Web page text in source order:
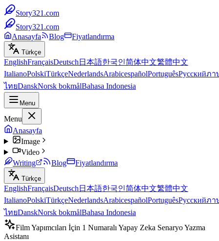
Story321.com
Story321.com
Anasayfa
Blog Fiyatlandırma
Türkçe
EnglishFrançaisDeutsch 日本語한국인简体中文繁體中文
ItalianoPolskiTürkçeNederlandsArabicespañolPortuguêsРусскийภา
ไทยDanskNorsk bokmålBahasa Indonesia
Menu
Menu
Anasayfa
Image
Video
Writing
Blog Fiyatlandırma
Türkçe
EnglishFrançaisDeutsch 日本語한국인简体中文繁體中文
ItalianoPolskiTürkçeNederlandsArabicespañolPortuguêsРусскийภา
ไทยDanskNorsk bokmålBahasa Indonesia
Film Yapımcıları İçin 1 Numaralı Yapay Zeka Senaryo Yazma
Asistanı